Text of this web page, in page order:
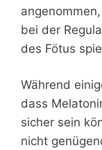
bei der
des Fötus
Während
dass
sicher sein
nicht